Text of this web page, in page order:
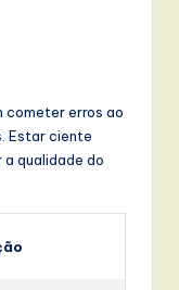
cometer erros ao
Estar ciente
a qualidade do